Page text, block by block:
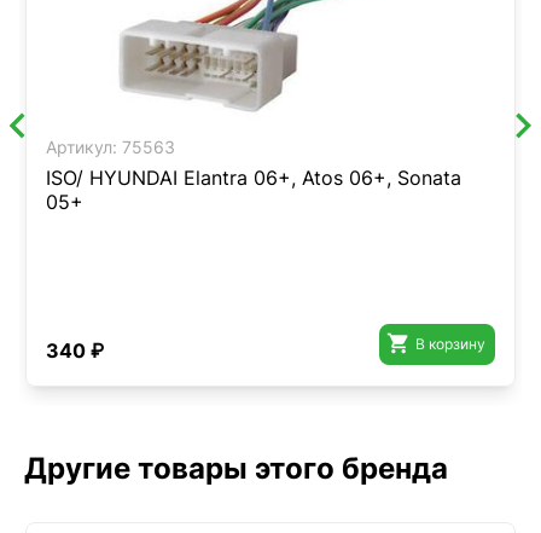
Артикул: 75563
ISO/ HYUNDAI Elantra 06+, Atos 06+, Sonata
05+
340 ₽  В корзину
Другие товары этого бренда